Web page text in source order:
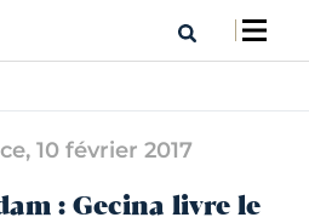
10 février 2017
: Gecina livre le